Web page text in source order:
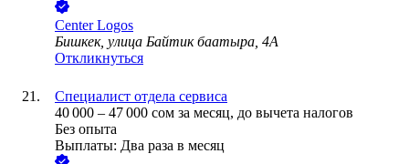
Center Logos
Бишкек, улица Байтик баатыра, 4А
Откликнуться
Специалист отдела сервиса
40 000 – 47 000 сом за месяц, до вычета налогов
Без опыта
Выплаты: Два раза в месяц